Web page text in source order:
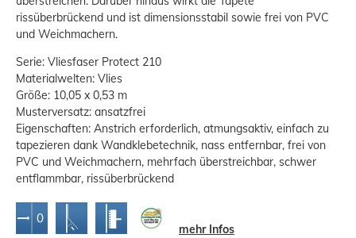
rissüberbrückend und ist dimensionsstabil sowie frei von PVC
und Weichmachern.
Serie: Vliesfaser Protect 210
Materialwelten: Vlies
Größe: 10,05 x 0,53 m
Musterversatz: ansatzfrei
Eigenschaften: Anstrich erforderlich, atmungsaktiv, einfach zu
tapezieren dank Wandklebetechnik, nass entfernbar, frei von
PVC und Weichmachern, mehrfach überstreichbar, schwer
entflammbar, rissüberbrückend
mehr Infos